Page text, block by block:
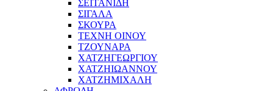
ΣΕΙΤΑΝΙΔΗ
ΣΙΓΑΛΑ
ΣΚΟΥΡΑ
ΤΕΧΝΗ ΟΙΝΟΥ
ΤΖΟΥΝΑΡΑ
ΧΑΤΖΗΓΕΩΡΓΙΟΥ
ΧΑΤΖΗΙΩΑΝΝΟΥ
ΧΑΤΖΗΜΙΧΑΛΗ